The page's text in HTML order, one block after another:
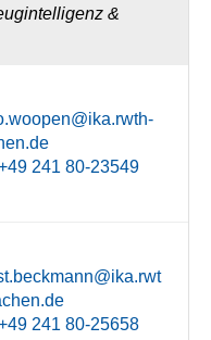
&
241 80-23549
241 80-25658